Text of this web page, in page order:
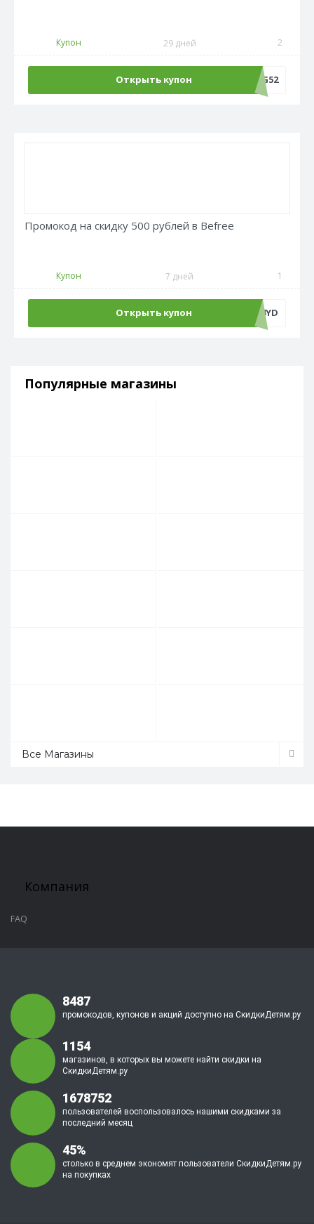
Купон 29 дней 2
Открыть купон LANG52
Промокод на скидку 500 рублей в Befree
Купон 7 дней 1
Открыть купон ADM500C4YD
Популярные магазины
Все Магазины
Компания
FAQ
8487
промокодов, купонов и акций доступно на СкидкиДетям.ру
1154
магазинов, в которых вы можете найти скидки на
СкидкиДетям.ру
1678752
пользователей воспользовалось нашими скидками за
последний месяц
45%
столько в среднем экономят пользователи СкидкиДетям.ру
на покупках